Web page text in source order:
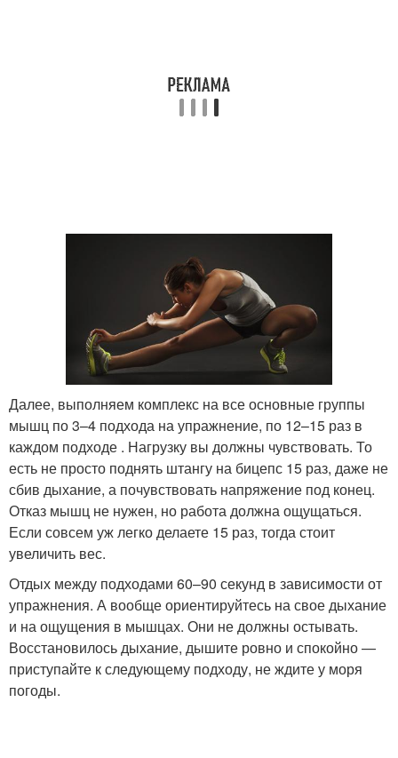
Далее, выполняем комплекс на все основные группы
мышц по 3–4 подхода на упражнение, по 12–15 раз в
каждом подходе . Нагрузку вы должны чувствовать. То
есть не просто поднять штангу на бицепс 15 раз, даже не
сбив дыхание, а почувствовать напряжение под конец.
Отказ мышц не нужен, но работа должна ощущаться.
Если совсем уж легко делаете 15 раз, тогда стоит
увеличить вес.
Отдых между подходами 60–90 секунд в зависимости от
упражнения. А вообще ориентируйтесь на свое дыхание
и на ощущения в мышцах. Они не должны остывать.
Восстановилось дыхание, дышите ровно и спокойно —
приступайте к следующему подходу, не ждите у моря
погоды.